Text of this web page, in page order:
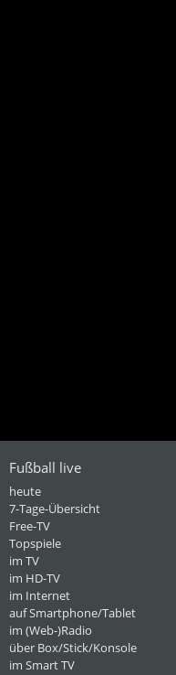
Fußball live
heute
7-Tage-Übersicht
Free-TV
Topspiele
im TV
im HD-TV
im Internet
auf Smartphone/Tablet
im (Web-)Radio
über Box/Stick/Konsole
im Smart TV